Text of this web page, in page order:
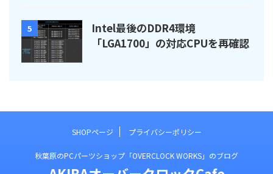
5
Intel最後のDDR4環境
「LGA1700」の対応CPUを再確認
SHOPページ プライバシーポリシー
秋葉原のPCパーツショップ「OVERCLOCK WORKS」のブログ